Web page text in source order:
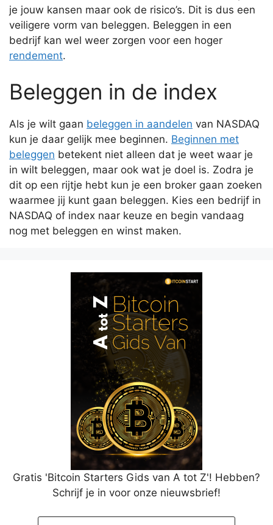
je jouw kansen maar ook de risico’s. Dit is dus een
veiligere vorm van beleggen. Beleggen in een
bedrijf kan wel weer zorgen voor een hoger
rendement.
Beleggen in de index
Als je wilt gaan beleggen in aandelen van NASDAQ
kun je daar gelijk mee beginnen. Beginnen met
beleggen betekent niet alleen dat je weet waar je
in wilt beleggen, maar ook wat je doel is. Zodra je
dit op een rijtje hebt kun je een broker gaan zoeken
waarmee jij kunt gaan beleggen. Kies een bedrijf in
NASDAQ of index naar keuze en begin vandaag
nog met beleggen en winst maken.
Gratis 'Bitcoin Starters Gids van A tot Z'! Hebben?
Schrijf je in voor onze nieuwsbrief!